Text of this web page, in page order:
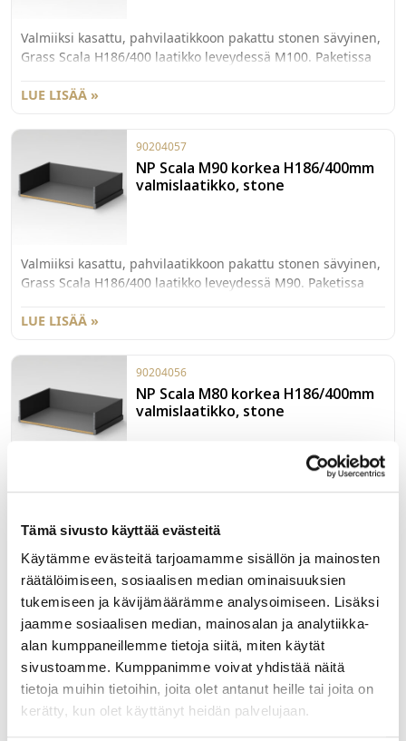
Tämä sivusto käyttää evästeitä
Käytämme evästeitä tarjoamamme sisällön ja mainosten
räätälöimiseen, sosiaalisen median ominaisuuksien
tukemiseen ja kävijämäärämme analysoimiseen. Lisäksi
jaamme sosiaalisen median, mainosalan ja analytiikka-
alan kumppaneillemme tietoja siitä, miten käytät
sivustoamme. Kumppanimme voivat yhdistää näitä
tietoja muihin tietoihin, joita olet antanut heille tai joita on
kerätty, kun olet käyttänyt heidän palvelujaan.
Valmiiksi kasattu, pahvilaatikkoon pakattu stonen sävyinen,
Grass Scala H186/400 laatikko leveydessä M100. Paketissa
käpytapilla.
LUE LISÄÄ »
90204057
NP Scala M90 korkea H186/400mm
valmislaatikko, stone
Valmiiksi kasattu, pahvilaatikkoon pakattu stonen sävyinen,
Grass Scala H186/400 laatikko leveydessä M90. Paketissa
käpytapilla.
LUE LISÄÄ »
90204056
NP Scala M80 korkea H186/400mm
valmislaatikko, stone
Valmiiksi kasattu, pahvilaatikkoon pakattu stonen sävyinen,
myös 40kg kiskot sekä etusarjakiinnikkeet laajenevalla
90204054
NP Scala M60 korkea H186/400mm
valmislaatikko, stone
Valmiiksi kasattu, pahvilaatikkoon pakattu stonen sävyinen,